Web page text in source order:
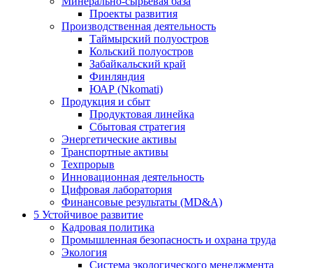
Проекты развития
Производственная деятельность
Таймырский полуостров
Кольский полуостров
Забайкальский край
Финляндия
ЮАР (Nkomati)
Продукция и сбыт
Продуктовая линейка
Сбытовая стратегия
Энергетические активы
Транспортные активы
Техпрорыв
Инновационная деятельность
Цифровая лаборатория
Финансовые результаты (MD&A)
5 Устойчивое развитие
Кадровая политика
Промышленная безопасность и охрана труда
Экология
Система экологического менеджмента